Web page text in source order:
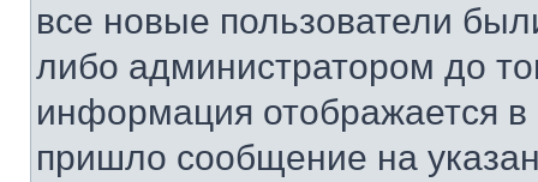
все новые пользователи
либо администратором до
информация отображается
пришло сообщение на